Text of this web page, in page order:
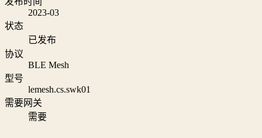
2023-03
状态
已发布
协议
BLE Mesh
型号
lemesh.cs.swk01
需要网关
需要